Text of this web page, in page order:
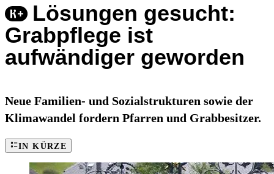
Lösungen gesucht:
Grabpflege ist
aufwändiger geworden
Neue Familien- und Sozialstrukturen sowie der
Klimawandel fordern Pfarren und Grabbesitzer.
IN KÜRZE